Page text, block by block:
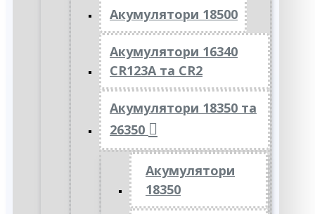
Акумулятори 18500
Акумулятори 16340
CR123A та CR2
Акумулятори 18350 та
26350
Акумулятори
18350